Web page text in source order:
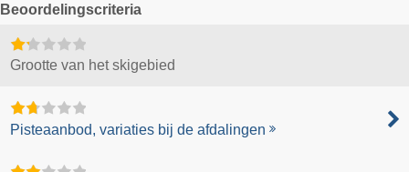
Beoordelingscriteria
Grootte van het skigebied
Pisteaanbod, variaties bij de afdalingen